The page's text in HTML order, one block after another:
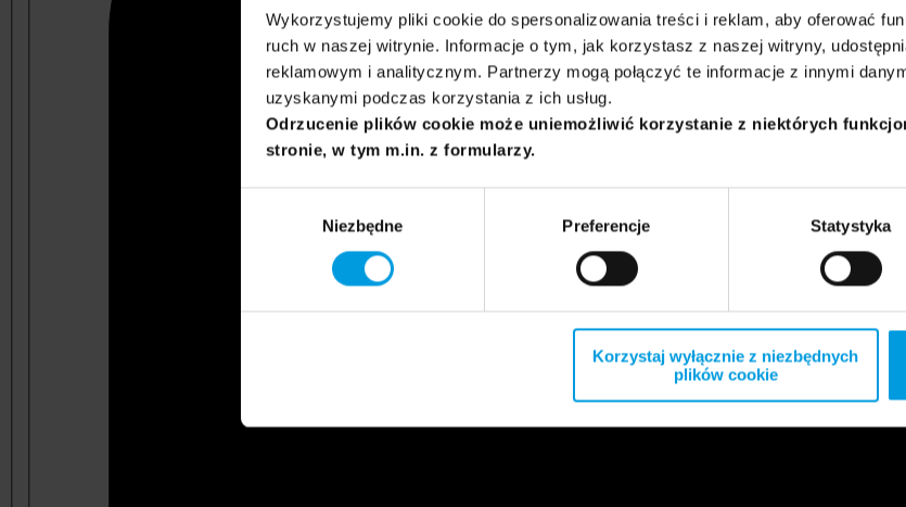
Wykorzystujemy pliki cookie do spersonalizowania treści i reklam, aby oferować
ruch w naszej witrynie. Informacje o tym, jak korzystasz z naszej witryny,
reklamowym i analitycznym. Partnerzy mogą połączyć te informacje z innymi
uzyskanymi podczas korzystania z ich usług.
Odrzucenie plików cookie może uniemożliwić korzystanie z niektórych
stronie, w tym m.in. z formularzy.
Niezbędne Preferencje Statystyka
Korzystaj wyłącznie z niezbędnych
plików cookie